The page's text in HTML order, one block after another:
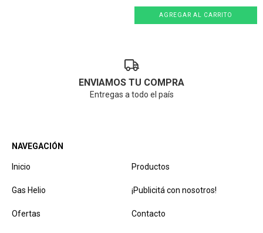
ENVIAMOS TU COMPRA
Entregas a todo el país
NAVEGACIÓN
Inicio Productos
Gas Helio ¡Publicitá con nosotros!
Ofertas Contacto